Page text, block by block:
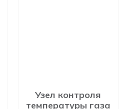
Узел контроля
температуры газа